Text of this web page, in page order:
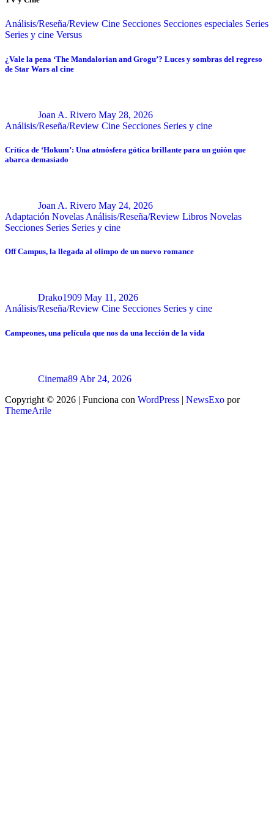
Análisis/Reseña/Review Cine Secciones Secciones especiales Series
Series y cine Versus
¿Vale la pena ‘The Mandalorian and Grogu’? Luces y sombras del regreso
de Star Wars al cine
Joan A. Rivero May 28, 2026
Análisis/Reseña/Review Cine Secciones Series y cine
Crítica de ‘Hokum’: Una atmósfera gótica brillante para un guión que
abarca demasiado
Joan A. Rivero May 24, 2026
Adaptación Novelas Análisis/Reseña/Review Libros Novelas
Secciones Series Series y cine
Off Campus, la llegada al olimpo de un nuevo romance
Drako1909 May 11, 2026
Análisis/Reseña/Review Cine Secciones Series y cine
Campeones, una película que nos da una lección de la vida
Cinema89 Abr 24, 2026
Copyright © 2026 | Funciona con WordPress | NewsExo por
ThemeArile